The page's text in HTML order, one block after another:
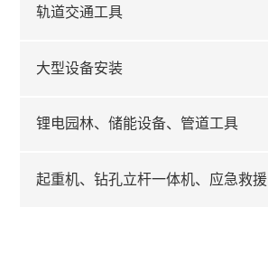
轨道交通工具
大型设备安装
锂电园林、储能设备、管道工具
起重机、钻孔立杆一体机、应急救援